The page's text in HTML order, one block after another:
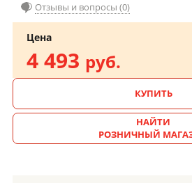
Отзывы и вопросы (0)
Цена
4 493 руб.
КУПИТЬ
НАЙТИ
РОЗНИЧНЫЙ